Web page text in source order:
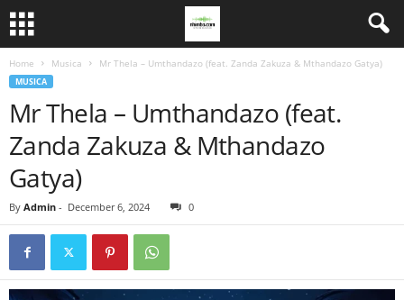
Home Musica Mr Thela – Umthandazo (feat. Zanda Zakuza & Mthandazo Gatya)
MUSICA
Mr Thela – Umthandazo (feat.
Zanda Zakuza & Mthandazo
Gatya)
By Admin - December 6, 2024 0